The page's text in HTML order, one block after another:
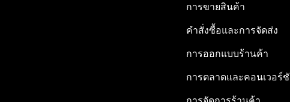
การขายสินค้า
คำสั่งซื้อและการจัดส่ง
การออกแบบร้านค้า
การตลาดและคอนเวอร์